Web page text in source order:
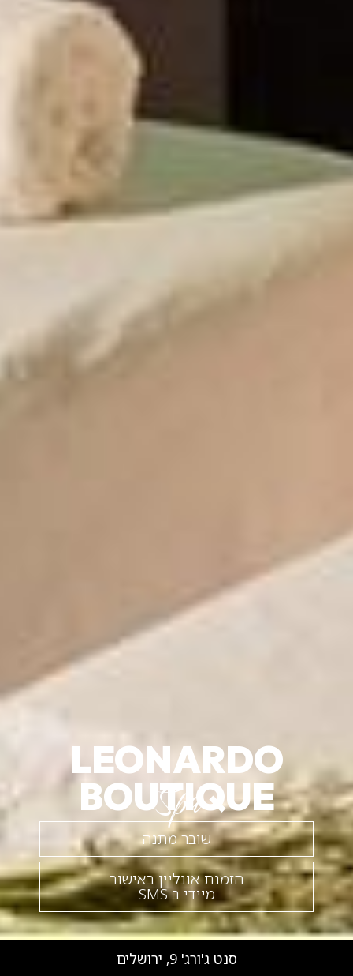
LEONARDO
BOUTIQUE
Spa
שובר מתנה
הזמנת אונליין באישור
מיידי ב SMS
סנט ג'ורג' 9, ירושלים